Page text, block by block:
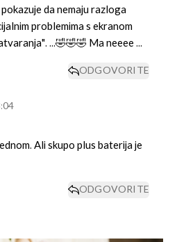
da nemaju razloga
problemima s ekranom
...🤣🤣🤣 Ma neeee ...
ODGOVORITE
Ali skupo plus baterija je
ODGOVORITE